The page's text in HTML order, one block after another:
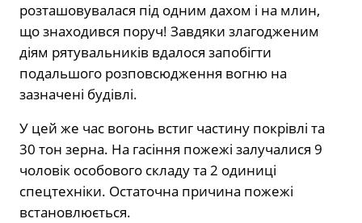
розташовувалася під одним дахом і на млин,
що знаходився поруч! Завдяки злагодженим
діям рятувальників вдалося запобігти
подальшого розповсюдження вогню на
зазначені будівлі.
У цей же час вогонь встиг частину покрівлі та
30 тон зерна. На гасіння пожежі залучалися 9
чоловік особового складу та 2 одиниці
спецтехніки. Остаточна причина пожежі
встановлюється.